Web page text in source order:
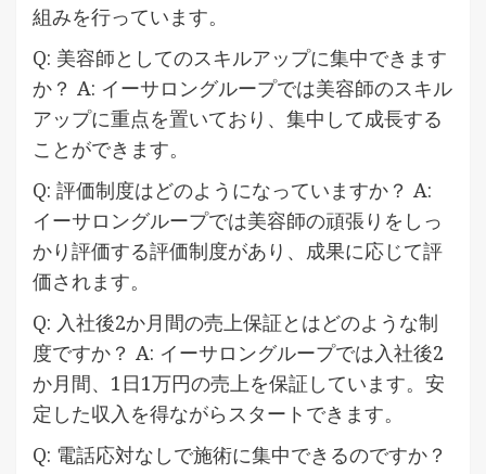
組みを行っています。
Q: 美容師としてのスキルアップに集中できます
か？ A: イーサロングループでは美容師のスキル
アップに重点を置いており、集中して成長する
ことができます。
Q: 評価制度はどのようになっていますか？ A:
イーサロングループでは美容師の頑張りをしっ
かり評価する評価制度があり、成果に応じて評
価されます。
Q: 入社後2か月間の売上保証とはどのような制
度ですか？ A: イーサロングループでは入社後2
か月間、1日1万円の売上を保証しています。安
定した収入を得ながらスタートできます。
Q: 電話応対なしで施術に集中できるのですか？